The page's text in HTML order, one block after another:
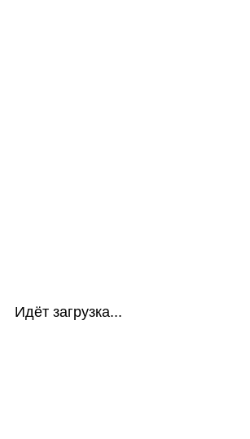
Идёт загрузка...